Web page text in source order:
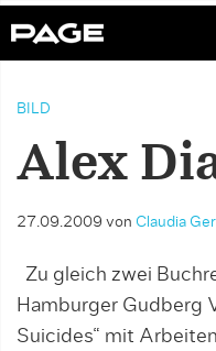
BILD
Alex
27.09.2009 von Claudia
Zu gleich zwei
Hamburger Gudberg
Suicides“ mit